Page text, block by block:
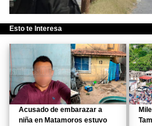
Esto te Interesa
Acusado de embarazar a
niña en Matamoros estuvo